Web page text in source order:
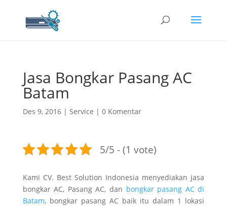
Jasa Bongkar Pasang AC
Batam
Des 9, 2016| Service | 0 Komentar
5/5 - (1 vote)
Kami CV. Best Solution Indonesia menyediakan jasa
bongkar AC, Pasang AC, dan bongkar pasang AC di
Batam, bongkar pasang AC baik itu dalam 1 lokasi